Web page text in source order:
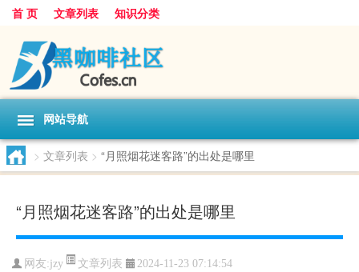
首 页 文章列表 知识分类
网站导航
> 文章列表 > “月照烟花迷客路”的出处是哪里
“月照烟花迷客路”的出处是哪里
网友:jzy 文章列表 2024-11-23 07:14:54